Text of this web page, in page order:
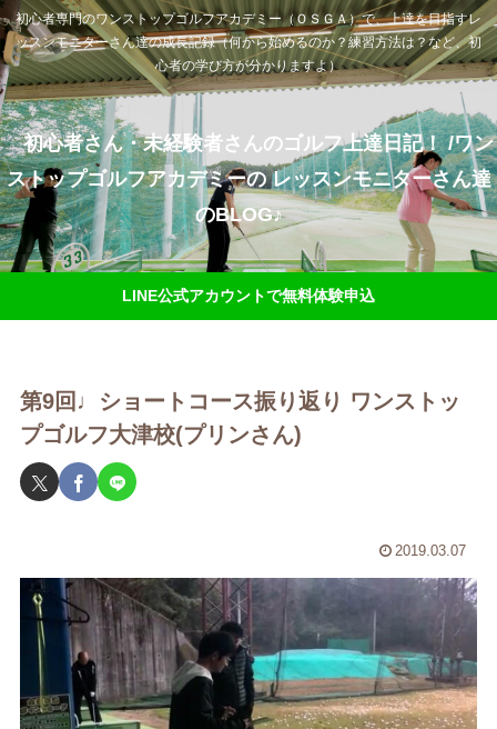
初心者専門のワンストップゴルフアカデミー（ＯＳＧＡ）で、上達を目指すレ
ッスンモニターさん達の成長記録（何から始めるのか？練習方法は？など、初
心者の学び方が分かりますよ）
初心者さん・未経験者さんのゴルフ上達日記！ /ワン
ストップゴルフアカデミーの レッスンモニターさん達
のBLOG♪
LINE公式アカウントで無料体験申込
第9回♩ショートコース振り返り ワンストッ
プゴルフ大津校(プリンさん)
2019.03.07